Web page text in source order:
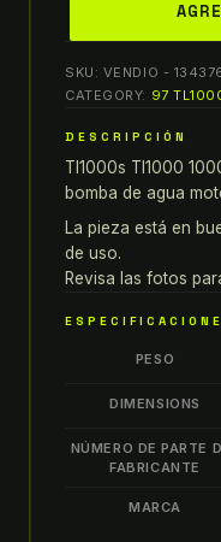
TL1000
ENGRANE
DE
CADENA
DE
TIEMPO
BOMBA
DE
SUZUKI
SKU: VENDIO -
CATEGORY: 97
DESCRIPCIÓN
Tl1000s Tl1000
bomba de agua
La pieza está en
de uso.
Revisa las fotos
PESO
DIMENSIONS
NÚMERO DE PARTE
FABRICANTE
MARCA